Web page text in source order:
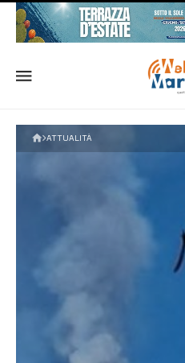
ATTUALITÀ